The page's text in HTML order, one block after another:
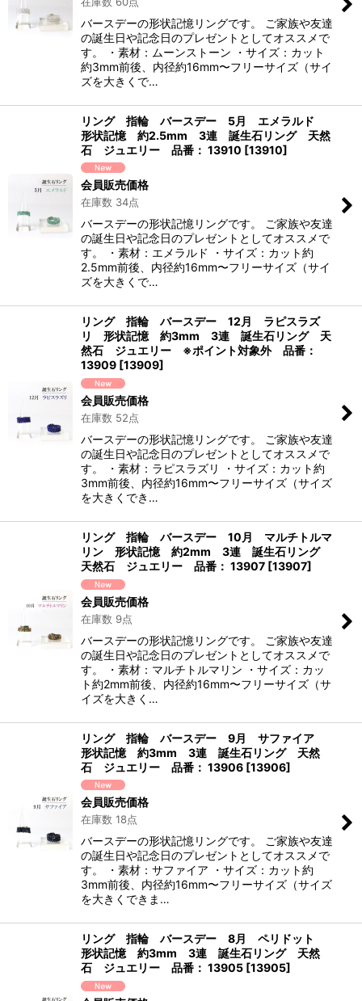
バースデーの形状記憶リングです。 ご家族や友達
の誕生日や記念日のプレゼントとしてオススメで
す。 ・素材：ムーンストーン ・サイズ：カット
約3mm前後、内径約16mm〜フリーサイズ（サイ
ズを大きくで…
リング 指輪 バースデー 5月 エメラルド
形状記憶 約2.5mm 3連 誕生石リング 天然
石 ジュエリー 品番： 13910 [13910]
会員販売価格
在庫数 34点
バースデーの形状記憶リングです。 ご家族や友達
の誕生日や記念日のプレゼントとしてオススメで
す。 ・素材：エメラルド ・サイズ：カット約
2.5mm前後、内径約16mm〜フリーサイズ（サイ
ズを大きくで…
リング 指輪 バースデー 12月 ラピスラズ
リ 形状記憶 約3mm 3連 誕生石リング 天
然石 ジュエリー ※ポイント対象外 品番：
13909 [13909]
会員販売価格
在庫数 52点
バースデーの形状記憶リングです。 ご家族や友達
の誕生日や記念日のプレゼントとしてオススメで
す。 ・素材：ラピスラズリ ・サイズ：カット約
3mm前後、内径約16mm〜フリーサイズ（サイズ
を大きくでき…
リング 指輪 バースデー 10月 マルチトルマ
リン 形状記憶 約2mm 3連 誕生石リング
天然石 ジュエリー 品番： 13907 [13907]
会員販売価格
在庫数 9点
バースデーの形状記憶リングです。 ご家族や友達
の誕生日や記念日のプレゼントとしてオススメで
す。 ・素材：マルチトルマリン ・サイズ：カッ
ト約2mm前後、内径約16mm〜フリーサイズ（サ
イズを大きく…
リング 指輪 バースデー 9月 サファイア
形状記憶 約3mm 3連 誕生石リング 天然
石 ジュエリー 品番： 13906 [13906]
会員販売価格
在庫数 18点
バースデーの形状記憶リングです。 ご家族や友達
の誕生日や記念日のプレゼントとしてオススメで
す。 ・素材：サファイア ・サイズ：カット約
3mm前後、内径約16mm〜フリーサイズ（サイズ
を大きくできま…
リング 指輪 バースデー 8月 ペリドット
形状記憶 約3mm 3連 誕生石リング 天然
石 ジュエリー 品番： 13905 [13905]